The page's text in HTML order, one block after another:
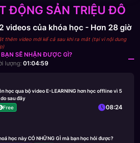
ĐỘNG SẢN TRIỆU ĐÔ
videos của khóa học - Hơn 28 giờ
thêm video mới kể cả sau khi ra mắt (tại vì nội dung
SẼ NHẬN ĐƯỢC GÌ?
lượng:01:04:59
học qua bộ video E-LEARNING hơn học offline vì 5
sau đây
Free
08:24
học này CÓ NHỮNG GÌ mà bạn học hỏi được?